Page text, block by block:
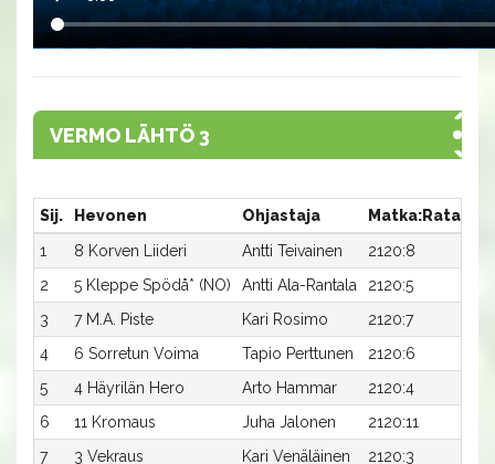
VERMO LÄHTÖ 3
Sij. Hevonen Ohjastaja Matka:Rata
1
8 Korven Liideri Antti Teivainen 2120:8
2
5 Kleppe Spödå* (NO) Antti Ala-Rantala 2120:5
3
7 M.A. Piste Kari Rosimo 2120:7
4
6 Sorretun Voima Tapio Perttunen 2120:6
5
4 Häyrilän Hero Arto Hammar 2120:4
6
11 Kromaus Juha Jalonen 2120:11
7
3 Vekraus Kari Venäläinen 2120:3